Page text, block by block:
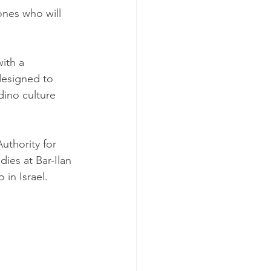
who will
a
to
culture
for
at Bar-Ilan
in Israel.